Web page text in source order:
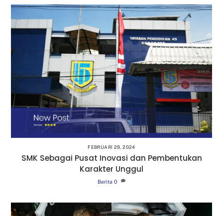
FEBRUARI 29, 2024
SMK Sebagai Pusat Inovasi dan Pembentukan
Karakter Unggul
Berita 0